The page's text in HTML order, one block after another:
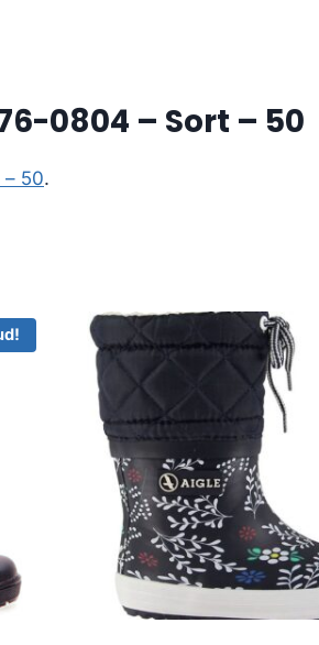
0804 – Sort – 50
50.